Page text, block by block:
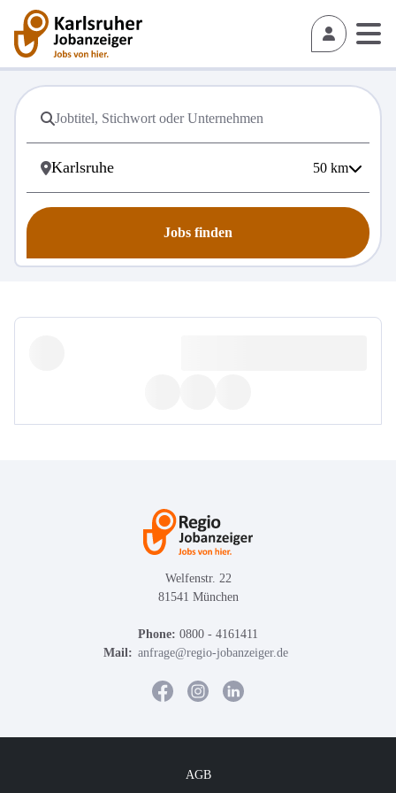
50 km
Jobs finden
Welfenstr. 22
81541 München
Phone: 0800 - 4161411
Mail: anfrage@regio-jobanzeiger.de
AGB